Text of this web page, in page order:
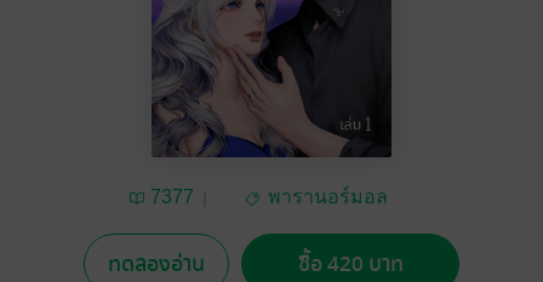
7377
พารานอร์มอล
ทดลองอ่าน ซื้อ 420 บาท